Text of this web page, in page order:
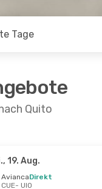
Tage
Quito
19. Aug.
AviancaDirekt
CUE- UIO